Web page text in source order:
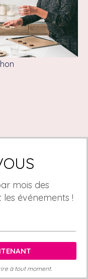
mois des
événements !
à tout moment.